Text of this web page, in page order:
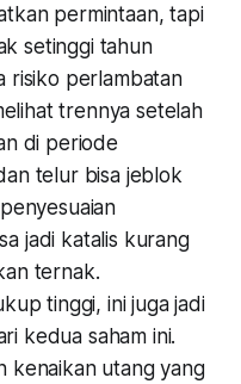
permintaan, tapi
setinggi tahun
risiko perlambatan
trennya setelah
di periode
telur bisa jeblok
jadi katalis kurang
ternak.
tinggi, ini juga jadi
kedua saham ini.
kenaikan utang yang